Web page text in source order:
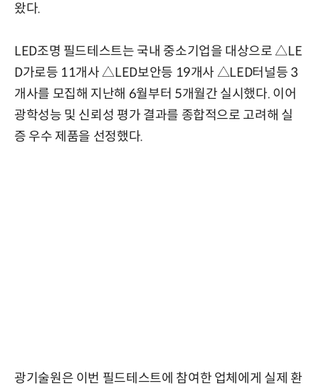
왔다.
LED조명 필드테스트는 국내 중소기업을 대상으로 △LE
D가로등 11개사 △LED보안등 19개사 △LED터널등 3
개사를 모집해 지난해 6월부터 5개월간 실시했다. 이어
광학성능 및 신뢰성 평가 결과를 종합적으로 고려해 실
증 우수 제품을 선정했다.
광기술원은 이번 필드테스트에 참여한 업체에게 실제 환